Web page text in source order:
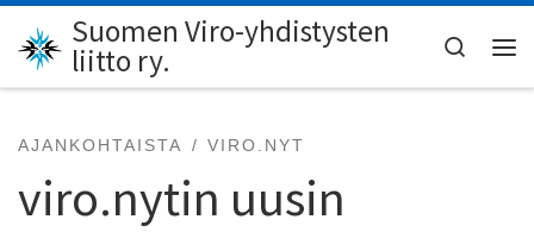
Skip to content
Suomen Viro-yhdistysten
liitto ry.
Search
AJANKOHTAISTA VIRO.NYT
viro.nytin uusin